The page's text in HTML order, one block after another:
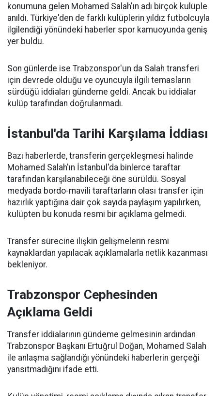
konumuna gelen Mohamed Salah'ın adı birçok kulüple
anıldı. Türkiye'den de farklı kulüplerin yıldız futbolcuyla
ilgilendiği yönündeki haberler spor kamuoyunda geniş
yer buldu.
Son günlerde ise Trabzonspor'un da Salah transferi
için devrede olduğu ve oyuncuyla ilgili temasların
sürdüğü iddiaları gündeme geldi. Ancak bu iddialar
kulüp tarafından doğrulanmadı.
İstanbul'da Tarihi Karşılama İddiası
Bazı haberlerde, transferin gerçekleşmesi halinde
Mohamed Salah'ın İstanbul'da binlerce taraftar
tarafından karşılanabileceği öne sürüldü. Sosyal
medyada bordo-mavili taraftarların olası transfer için
hazırlık yaptığına dair çok sayıda paylaşım yapılırken,
kulüpten bu konuda resmi bir açıklama gelmedi.
Transfer sürecine ilişkin gelişmelerin resmi
kaynaklardan yapılacak açıklamalarla netlik kazanması
bekleniyor.
Trabzonspor Cephesinden
Açıklama Geldi
Transfer iddialarının gündeme gelmesinin ardından
Trabzonspor Başkanı Ertuğrul Doğan, Mohamed Salah
ile anlaşma sağlandığı yönündeki haberlerin gerçeği
yansıtmadığını ifade etti.